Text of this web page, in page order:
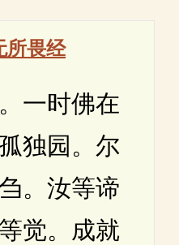
所畏经
时佛在
独园。尔
。汝等谛
觉。成就